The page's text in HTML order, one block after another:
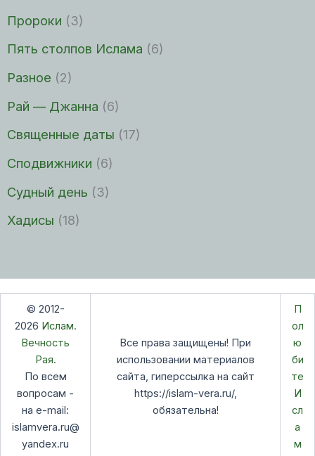
Пророки (3)
Пять столпов Ислама (6)
Разное (2)
Рай — Джанна (6)
Священные даты (17)
Сподвижники (6)
Судный день (3)
Хадисы (18)
© 2012-
2026 Ислам.
Вечность
Рая.
По всем
вопросам -
на e-mail:
islamvera.ru@
yandex.ru
Все права защищены! При
использовании материалов
сайта, гиперссылка на сайт
https://islam-vera.ru/,
обязательна!
П
ол
ю
би
те
И
сл
а
м